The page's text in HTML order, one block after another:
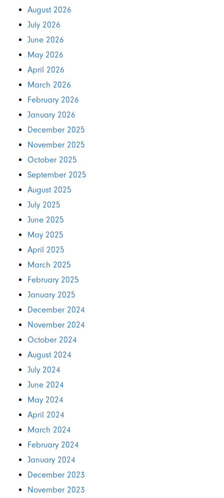
August 2026
July 2026
June 2026
May 2026
April 2026
March 2026
February 2026
January 2026
December 2025
November 2025
October 2025
September 2025
August 2025
July 2025
June 2025
May 2025
April 2025
March 2025
February 2025
January 2025
December 2024
November 2024
October 2024
August 2024
July 2024
June 2024
May 2024
April 2024
March 2024
February 2024
January 2024
December 2023
November 2023